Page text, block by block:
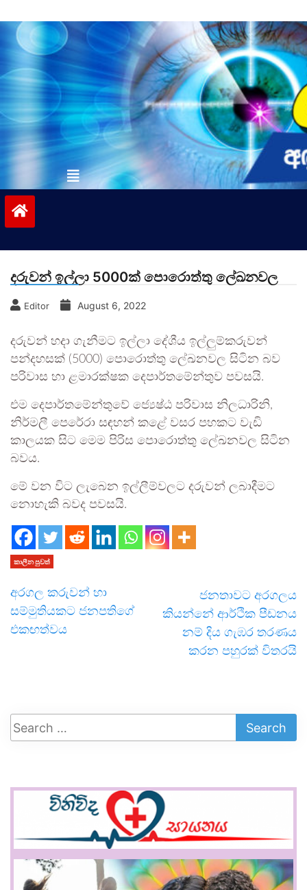
to
contentvinivida.lk
දරුවන් ඉල්ලා 5000ක් පොරොත්තු ලේඛනවල
Editor August 6, 2022
දරුවන් හදා ගැනීමට ඉල්ලා දේශීය ඉල්ලුම්කරුවන්
පන්දහසක් (5000) පොරොත්තු ලේඛනවල සිටින බව
පරිවාස හා ළමාරක්ෂක දෙපාර්තමේන්තුව පවසයි.
එම දෙපාර්තමේන්තුවේ ජ්‍යෙෂ්ඨ පරිවාස නිලධාරිනි,
නිර්මලී පෙරේරා සඳහන් කළේ වසර පහකට වැඩි
කාලයක සිට මෙම පිරිස පොරොත්තු ලේඛනවල සිටින
බවය.
මේ වන විට ලැබෙන ඉල්ලීම්වලට දරුවන් ලබාදීමට
නොහැකි බවද පවසයි.
කාලීන පුවත්
අරගල කරුවන් හා
සම්මුතියකට ජනපතිගේ
එකඟත්වය
ජනතාවට අරගලය
කියන්නේ ආර්ථික පීඩනය
නම් දිය ගැඹර තරණය
කරන පහුරක් විතරයි